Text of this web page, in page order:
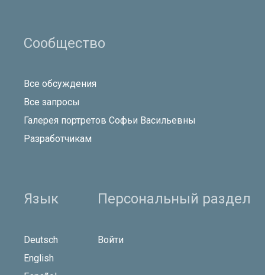
Сообщество
Все обсуждения
Все запросы
Галерея портретов Софьи Васильевны
Разработчикам
Язык
Deutsch
English
Персональный раздел
Войти